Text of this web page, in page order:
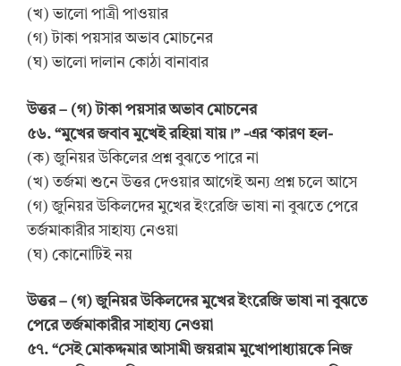
(খ) ভালো পাত্রী পাওয়ার
(গ) টাকা পয়সার অভাব মোচনের
(ঘ) ভালো দালান কোঠা বানাবার
উত্তর – (গ) টাকা পয়সার অভাব মোচনের
৫৬. “মুখের জবাব মুখেই রহিয়া যায়।” -এর ‘কারণ হল-
(ক) জুনিয়র উকিলের প্রশ্ন বুঝতে পারে না
(খ) তর্জমা শুনে উত্তর দেওয়ার আগেই অন্য প্রশ্ন চলে আসে
(গ) জুনিয়র উকিলদের মুখের ইংরেজি ভাষা না বুঝতে পেরে
তর্জমাকারীর সাহায্য নেওয়া
(ঘ) কোনোটিই নয়
উত্তর – (গ) জুনিয়র উকিলদের মুখের ইংরেজি ভাষা না বুঝতে
পেরে তর্জমাকারীর সাহায্য নেওয়া
৫৭. “সেই মোকদ্দমার আসামী জয়রাম মুখোপাধ্যায়কে নিজ